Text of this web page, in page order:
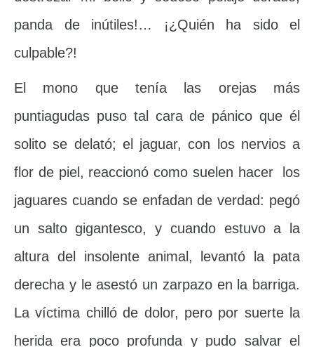
panda de inútiles!… ¡¿Quién ha sido el
culpable?!
El mono que tenía las orejas más
puntiagudas puso tal cara de pánico que él
solito se delató; el jaguar, con los nervios a
flor de piel, reaccionó como suelen hacer los
jaguares cuando se enfadan de verdad: pegó
un salto gigantesco, y cuando estuvo a la
altura del insolente animal, levantó la pata
derecha y le asestó un zarpazo en la barriga.
La víctima chilló de dolor, pero por suerte la
herida era poco profunda y pudo salvar el